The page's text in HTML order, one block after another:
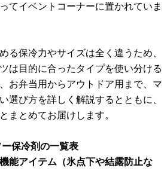
てイベントコーナーに置かれていま
る保冷力やサイズは全く違うため、
は目的に合ったタイプを使い分ける
お弁当用からアウトドア用まで、マ
選び方を詳しく解説するとともに、
まとめてお届けします。
ー保冷剤の一覧表
能アイテム（氷点下や結露防止な